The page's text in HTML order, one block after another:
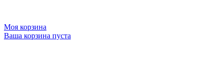
Моя корзина
Ваша корзина пуста